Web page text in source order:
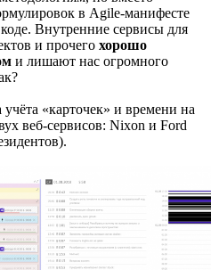
в Agile-манифесте
Внутренние сервисы для
и прочего хорошо
и лишают нас огромного
«карточек» и времени на
веб-сервисов: Nixon и Ford